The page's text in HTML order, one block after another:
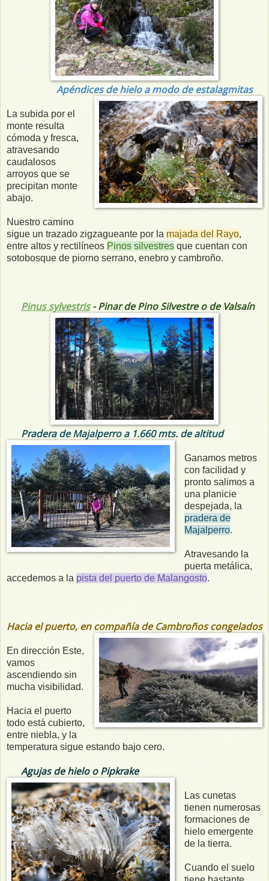
Apéndices de hielo a modo de estalagmitas
La subida por el
monte resulta
cómoda y fresca,
atravesando
caudalosos
arroyos que se
precipitan monte
abajo.
Nuestro camino
sigue un trazado zigzagueante por la majada del Rayo,
entre altos y rectilíneos Pinos silvestres que cuentan con
sotobosque de piorno serrano, enebro y cambroño.
Pinus sylvestris- Pinar de Pino Silvestre o de Valsaín
Pradera de Majalperro a 1.660 mts. de altitud
Ganamos metros
con facilidad y
pronto salimos a
una planicie
despejada, la
pradera de
Majalperro.
Atravesando la
puerta metálica,
accedemos a la pista del puerto de Malangosto.
Hacia el puerto, en compañía de Cambroños congelados
En dirección Este,
vamos
ascendiendo sin
mucha visibilidad.
Hacia el puerto
todo está cubierto,
entre niebla, y la
temperatura sigue estando bajo cero.
Agujas de hielo o Pipkrake
Las cunetas
tienen numerosas
formaciones de
hielo emergente
de la tierra.
Cuando el suelo